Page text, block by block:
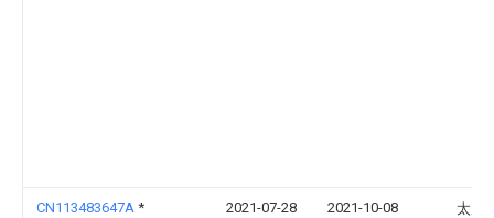
CN113483647A * 2021-07-28 2021-10-08
太原